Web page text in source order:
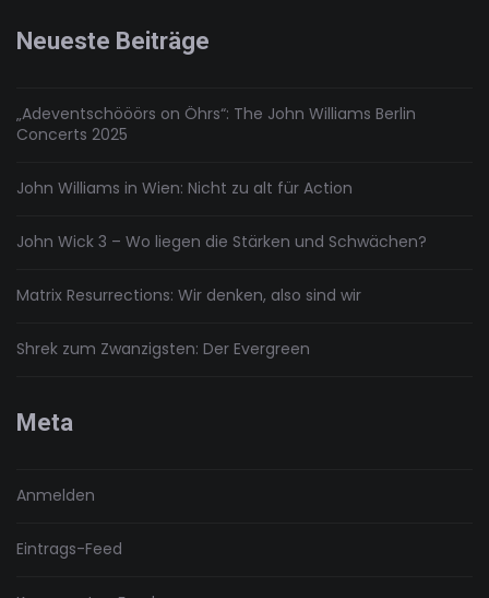
eine
mediale
Neueste Beiträge
„Adeventschööörs on Öhrs“: The John Williams Berlin
Concerts 2025
John Williams in Wien: Nicht zu alt für Action
John Wick 3 – Wo liegen die Stärken und Schwächen?
Matrix Resurrections: Wir denken, also sind wir
Shrek zum Zwanzigsten: Der Evergreen
Meta
Anmelden
Eintrags-Feed